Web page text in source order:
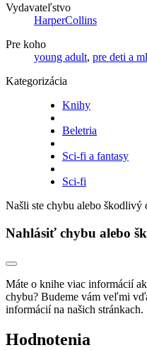
Vydavateľstvo
HarperCollins
Pre koho
young adult, pre deti a
Kategorizácia
Knihy
Beletria
Sci-fi a fantasy
Sci-fi
Našli ste chybu alebo škodlivý
Nahlásiť chybu alebo
Máte o knihe viac informácií
chybu? Budeme vám veľmi
informácií na našich stránkach.
Hodnotenia